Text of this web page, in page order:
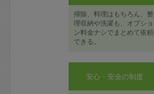
掃除、料理はもちろん、整
理収納や洗濯も、オプショ
ン料金ナシでまとめて依頼
できる。
安心・安全の制度